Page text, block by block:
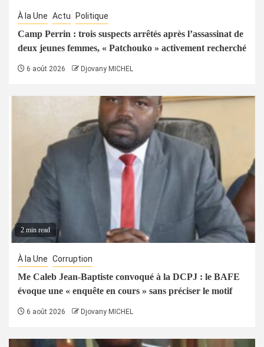
À la Une Actu Politique
Camp Perrin : trois suspects arrêtés après l’assassinat de
deux jeunes femmes, « Patchouko » activement recherché
6 août 2026 Djovany MICHEL
2 min read
À la Une Corruption
Me Caleb Jean-Baptiste convoqué à la DCPJ : le BAFE
évoque une « enquête en cours » sans préciser le motif
6 août 2026 Djovany MICHEL